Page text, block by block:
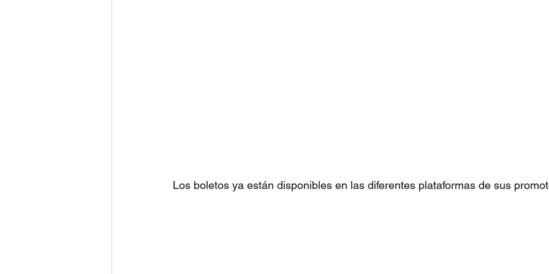
Los boletos ya están disponibles en las diferentes plataformas de sus